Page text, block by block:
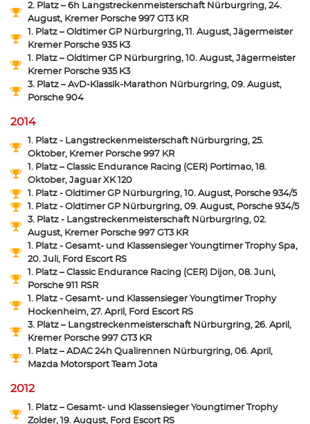
2. Platz – 6h Langstreckenmeisterschaft Nürburgring, 24.
August, Kremer Porsche 997 GT3 KR
1. Platz – Oldtimer GP Nürburgring, 11. August, Jägermeister
Kremer Porsche 935 K3
1. Platz – Oldtimer GP Nürburgring, 10. August, Jägermeister
Kremer Porsche 935 K3
3. Platz – AvD-Klassik-Marathon Nürburgring, 09. August,
Porsche 904
2014
1. Platz - Langstreckenmeisterschaft Nürburgring, 25.
Oktober, Kremer Porsche 997 KR
1. Platz – Classic Endurance Racing (CER) Portimao, 18.
Oktober, Jaguar XK 120
1. Platz - Oldtimer GP Nürburgring, 10. August, Porsche 934/5
1. Platz - Oldtimer GP Nürburgring, 09. August, Porsche 934/5
3. Platz - Langstreckenmeisterschaft Nürburgring, 02.
August, Kremer Porsche 997 GT3 KR
1. Platz - Gesamt- und Klassensieger Youngtimer Trophy Spa,
20. Juli, Ford Escort RS
1. Platz – Classic Endurance Racing (CER) Dijon, 08. Juni,
Porsche 911 RSR
1. Platz - Gesamt- und Klassensieger Youngtimer Trophy
Hockenheim, 27. April, Ford Escort RS
3. Platz – Langstreckenmeisterschaft Nürburgring, 26. April,
Kremer Porsche 997 GT3 KR
1. Platz – ADAC 24h Qualirennen Nürburgring, 06. April,
Mazda Motorsport Team Jota
2012
1. Platz – Gesamt- und Klassensieger Youngtimer Trophy
Zolder, 19. August, Ford Escort RS